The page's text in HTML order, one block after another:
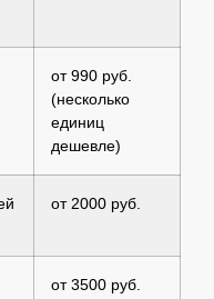
от 990 руб.
(несколько
единиц
дешевле)
от 2000 руб.
от 3500 руб.